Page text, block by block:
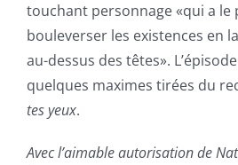
touchant personnage «qui a le
bouleverser les existences en
au-dessus des têtes».
quelques maximes tirées du
tes yeux.
Avec l’aimable autorisation de